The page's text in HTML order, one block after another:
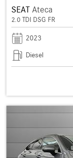
SEAT Ateca
2.0 TDI DSG FR
2023
Diesel